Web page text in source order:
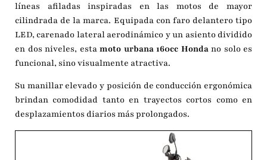
líneas afiladas inspiradas en las motos de mayor
cilindrada de la marca. Equipada con faro delantero tipo
LED, carenado lateral aerodinámico y un asiento dividido
en dos niveles, esta moto urbana 160cc Hondano solo es
funcional, sino visualmente atractiva.
Su manillar elevado y posición de conducción ergonómica
brindan comodidad tanto en trayectos cortos como en
desplazamientos diarios más prolongados.